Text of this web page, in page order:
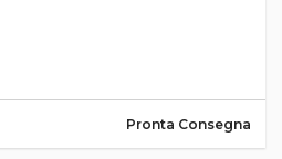
Pronta Consegna